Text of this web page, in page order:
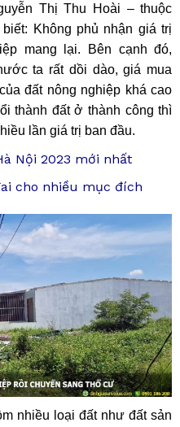
Thị Thu Hoài – thuộc
Không phủ nhận giá trị
mang lại. Bên cạnh đó,
ta rất dồi dào, giá mua
đất nông nghiệp khá cao
thành đất ở thành công thì
lần giá trị ban đầu.
Nội 2023 mới nhất
cho nhiều mục đích
nhiều loại đất như đất sản